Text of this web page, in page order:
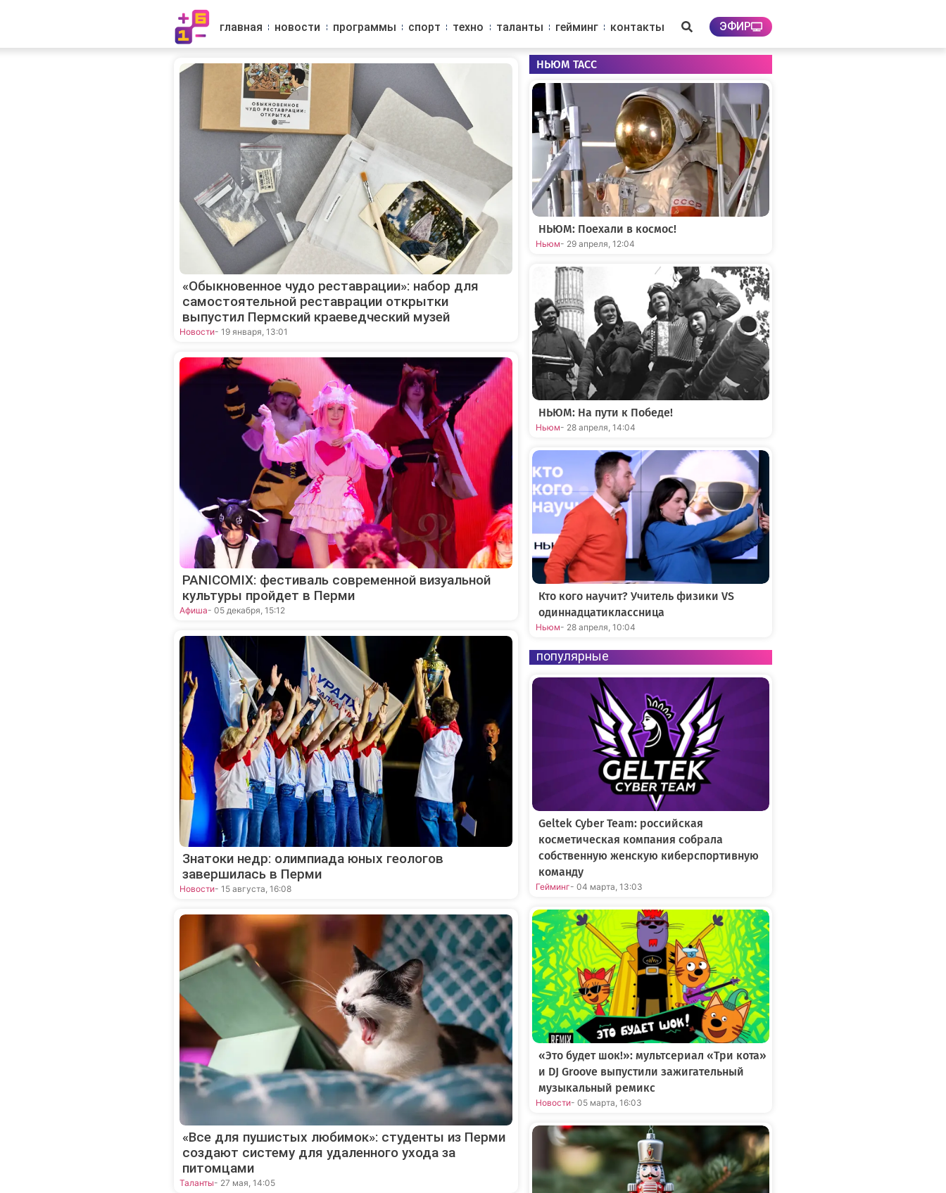
главная новости программы спорт техно таланты гейминг контакты ЭФИР
«Обыкновенное чудо реставрации»: набор для
самостоятельной реставрации открытки
выпустил Пермский краеведческий музей
Новости- 19 января, 13:01
PANICOMIX: фестиваль современной визуальной
культуры пройдет в Перми
Афиша- 05 декабря, 15:12
Знатоки недр: олимпиада юных геологов
завершилась в Перми
Новости- 15 августа, 16:08
«Все для пушистых любимок»: студенты из Перми
создают систему для удаленного ухода за
питомцами
Таланты- 27 мая, 14:05
НЬЮМ ТАСС
НЬЮМ: Поехали в космос!
Ньюм- 29 апреля, 12:04
НЬЮМ: На пути к Победе!
Ньюм- 28 апреля, 14:04
Кто кого научит? Учитель физики VS
одиннадцатиклассница
Ньюм- 28 апреля, 10:04
популярные
Geltek Cyber Team: российская
косметическая компания собрала
собственную женскую киберспортивную
команду
Гейминг- 04 марта, 13:03
«Это будет шок!»: мультсериал «Три кота»
и DJ Groove выпустили зажигательный
музыкальный ремикс
Новости- 05 марта, 16:03